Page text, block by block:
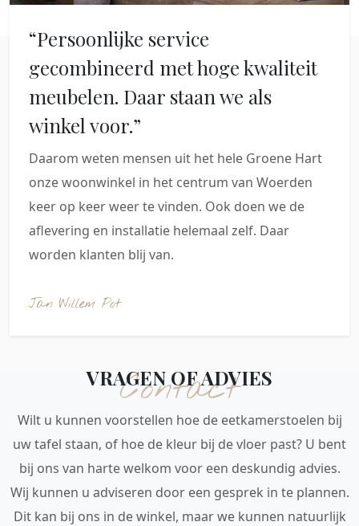
“Persoonlijke service
gecombineerd met hoge kwaliteit
meubelen. Daar staan we als
winkel voor.”
Daarom weten mensen uit het hele Groene Hart
onze woonwinkel in het centrum van Woerden
keer op keer weer te vinden. Ook doen we de
aflevering en installatie helemaal zelf. Daar
worden klanten blij van.
Jan Willem Pot
Contact
VRAGEN OF ADVIES
Wilt u kunnen voorstellen hoe de eetkamerstoelen bij
uw tafel staan, of hoe de kleur bij de vloer past? U bent
bij ons van harte welkom voor een deskundig advies.
Wij kunnen u adviseren door een gesprek in te plannen.
Dit kan bij ons in de winkel, maar we kunnen natuurlijk